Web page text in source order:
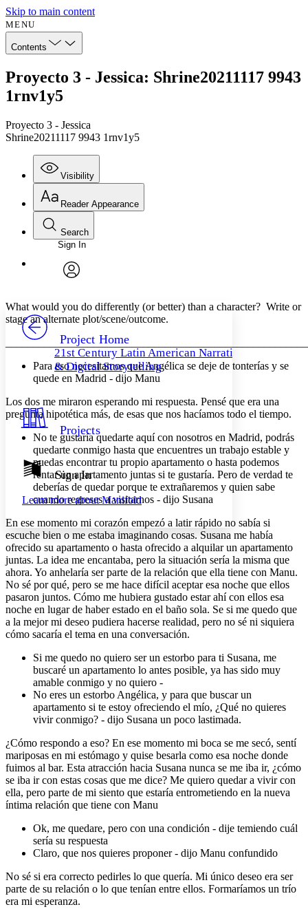
Skip to main content
MENU
Contents
Proyecto 3 - Jessica: Shrine20211117 9943
1rnv1y5
Proyecto 3 - Jessica
Shrine20211117 9943 1rnv1y5
Visibility
Annotations
Your highlights
Resources
Show all
Show all Hide all
Reader Appearance
Font
Font style
Decrease font size Increase font size
Color Scheme
Light
Dark
Annotation contrast
abc Low
abc
High
Increase text margins Decrease text margins
Reset to Defaults
Search
Enter search criteria
Search within:
PROJECT
Sign In
Project Home
21st Century Latin American Narrative
& Digital Storytelling
Projects
Sign In
Learn more aboutManifold
What would you do differently (or better) than a character? Write or
stage an alternate plot/scene/outcome.
Para eso necesitamos que Angélica se deje de tonterías y se
quede en Madrid - dijo Manu
Los dos me miraron esperando mi respuesta. Pensé que era una
pregunta hipotética más, de esas que nos hacíamos todo el tiempo.
No te gustaría quedarte aquí con nosotros en Madrid, podrás
quedarte conmigo hasta que encuentres un trabajo estable y
puedas encontrar tu propio apartamento o hasta podemos
rentar un apartamento juntas si te gustaría. Pero de verdad te
deberías de quedar porque te extrañaremos y quien sabe
cuando regreses a visitarnos - dijo Susana
En ese momento mi corazón empezó a latir rápido no sabía si
escuche bien o me estaba imaginando cosas. Susana me había
ofrecido su apartamento o hasta ofrecido a alquilar un apartamento
juntas. La idea me encantaba, pero la situación sería la misma que
ahora. Yo anhelaría ser parte de la relación que ella tiene con Manu.
No sé por qué, pero se me hace difícil aceptar esa noche que ellos
pasaron juntos. Cómo me hubiera gustado estar ahí con ellos esa
noche en lugar de haber estado en el baño sola. Se si me quedo que
a la mejor mi deseo pudiera hacerse realidad, pero no sé ni siquiera
cómo sacaría el tema en una conversación.
Si me quedo no quiero ser un estorbo para ti Susana, me
buscaré un apartamento lo antes posible, ya has sido muy
amable conmigo y no quiero -
No eres un estorbo Angélica, y para que buscar un
apartamento si te estoy ofreciendo el mío, ¿Qué no quieres
vivir conmigo? - dijo Susana un poco lastimada.
¿Cómo respondo a eso? En ese momento mi boca se me secó, sentí
mariposas en mi estómago y quise besarla como esa noche donde
fuimos al bar. Esta atracción hacia Susana nunca se me iba ir, ¿cómo
se iba ir con estas cosas que me dice? Me quiero quedar a vivir con
ella, pero parte de mi siento que estaría entrometiendo en la nueva
íntima relación que tiene con Manu
Ok, me quedare, pero con una condición - dije temiendo cuál
sería su respuesta
Claro, que nos quieres proponer - dijo Manu confundido
No sé si era correcto pedirles lo que quería. Mi único deseo era ser
parte de su relación o lo que tenían entre ellos. Formaríamos un trío
era mi esperanza.